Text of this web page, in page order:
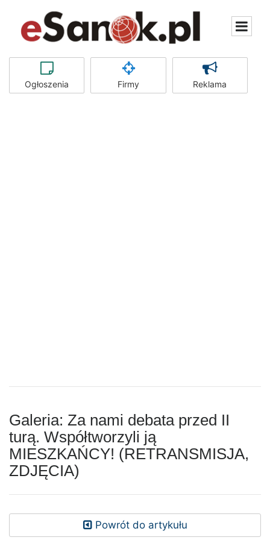
Ogłoszenia Firmy Reklama
Galeria: Za nami debata przed II
turą. Współtworzyli ją
MIESZKAŃCY! (RETRANSMISJA,
ZDJĘCIA)
Powrót do artykułu